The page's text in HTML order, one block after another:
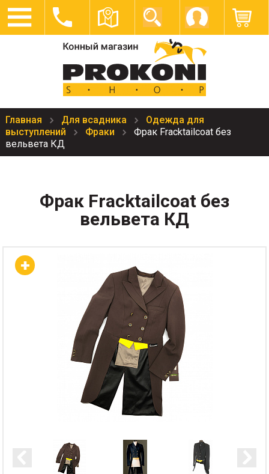
Главная Для всадника
Одежда для
выступлений
Фраки
Фрак Fracktailcoat без
вельвета КД
Фрак Fracktailcoat без
вельвета КД